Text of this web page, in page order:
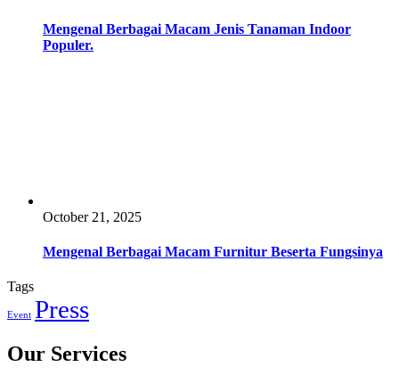
Mengenal Berbagai Macam Jenis Tanaman Indoor
Populer.
October 21, 2025
Mengenal Berbagai Macam Furnitur Beserta Fungsinya
Tags
Event Press
Our Services